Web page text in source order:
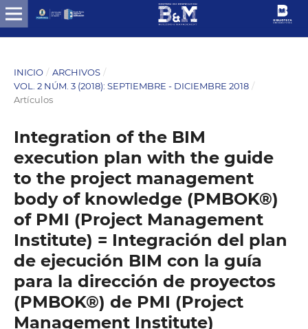
INICIO / ARCHIVOS /
VOL. 2 NÚM. 3 (2018): SEPTIEMBRE - DICIEMBRE 2018 /
Artículos
Integration of the BIM
execution plan with the guide
to the project management
body of knowledge (PMBOK®)
of PMI (Project Management
Institute) = Integración del plan
de ejecución BIM con la guía
para la dirección de proyectos
(PMBOK®) de PMI (Project
Management Institute)